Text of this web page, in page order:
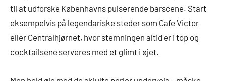
til at udforske Københavns pulserende barscene. Start
eksempelvis på legendariske steder som Cafe Victor
eller Centralhjørnet, hvor stemningen altid er i top og
cocktailsene serveres med et glimt i øjet.